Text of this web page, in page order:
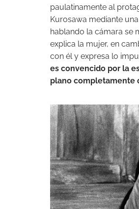
paulatinamente al
Kurosawa mediante una
hablando la cámara se
explica la mujer, en
con él y expresa lo
es convencido por la
plano completamente